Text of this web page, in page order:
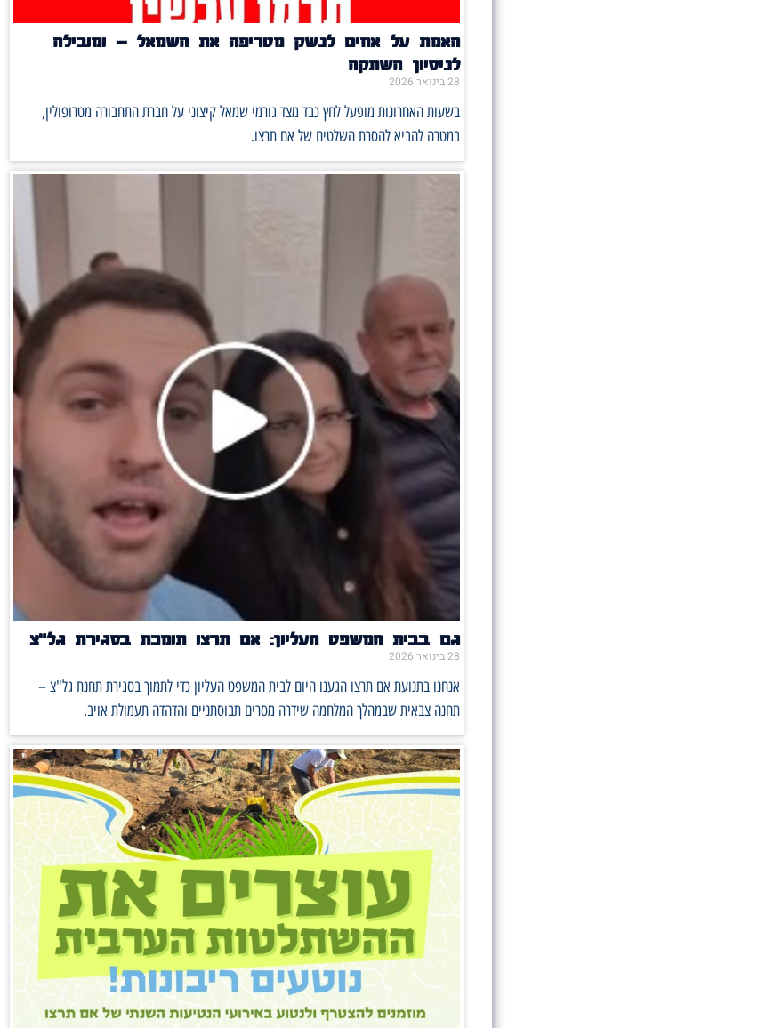
האמת על אחים לנשק מטריפה את השמאל – ומובילה
לניסיון השתקה
28 בינואר 2026
בשעות האחרונות מופעל לחץ כבד מצד גורמי שמאל קיצוני על חברת התחבורה מטרופולין,
במטרה להביא להסרת השלטים של אם תרצו.
גם בבית המשפט העליון: אם תרצו תומכת בסגירת גל״צ
28 בינואר 2026
אנחנו בתנועת אם תרצו הגענו היום לבית המשפט העליון כדי לתמוך בסגירת תחנת גל"צ –
תחנה צבאית שבמהלך המלחמה שידרה מסרים תבוסתניים והדהדה תעמולת אויב.